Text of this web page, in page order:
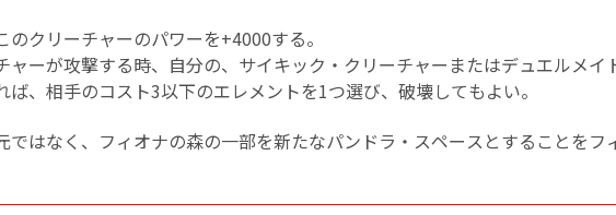
のクリーチャーのパワーを+4000する。
ャーが攻撃する時、自分の、サイキック・クリーチャーまたはデュエルメイ
ば、相手のコスト3以下のエレメントを1つ選び、破壊してもよい。
元ではなく、フィオナの森の一部を新たなパンドラ・スペースとすることをフ